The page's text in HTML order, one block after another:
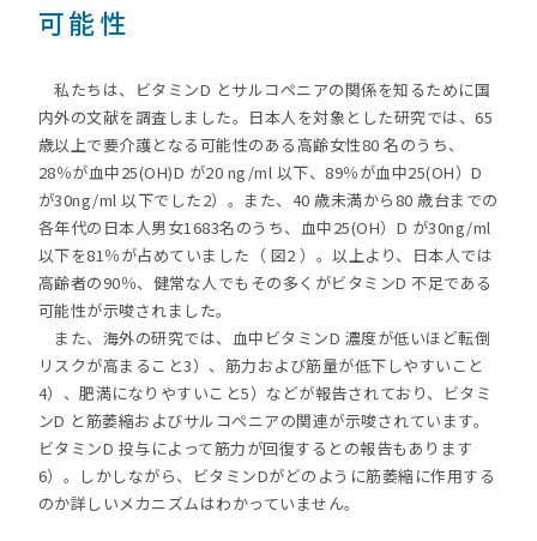
可能性
私たちは、ビタミンD とサルコペニアの関係を知るために国
内外の文献を調査しました。日本人を対象とした研究では、65
歳以上で要介護となる可能性のある高齢女性80 名のうち、
28％が血中25(OH)D が20 ng/ml 以下、89％が血中25(OH）D
が30ng/ml 以下でした2）。また、40 歳未満から80 歳台までの
各年代の日本人男女1683名のうち、血中25(OH）D が30ng/ml
以下を81％が占めていました（ 図2 ）。以上より、日本人では
高齢者の90％、健常な人でもその多くがビタミンD 不足である
可能性が示唆されました。
また、海外の研究では、血中ビタミンD 濃度が低いほど転倒
リスクが高まること3）、筋力および筋量が低下しやすいこと
4）、肥満になりやすいこと5）などが報告されており、ビタミ
ンD と筋萎縮およびサルコペニアの関連が示唆されています。
ビタミンD 投与によって筋力が回復するとの報告もあります
6）。しかしながら、ビタミンDがどのように筋萎縮に作用する
のか詳しいメカニズムはわかっていません。